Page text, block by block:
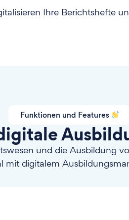
Ihre Berichtshefte
Funktionen und Features
und die Ausbildung
mit digitalem